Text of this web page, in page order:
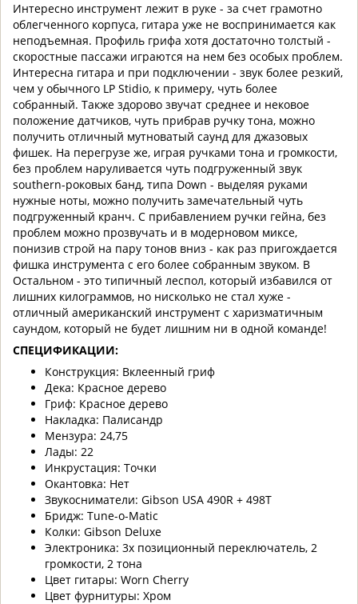
Интересно инструмент лежит в руке - за счет грамотно
облегченного корпуса, гитара уже не воспринимается как
неподъемная. Профиль грифа хотя достаточно толстый -
скоростные пассажи играются на нем без особых проблем.
Интересна гитара и при подключении - звук более резкий,
чем у обычного LP Stidio, к примеру, чуть более
собранный. Также здорово звучат среднее и нековое
положение датчиков, чуть прибрав ручку тона, можно
получить отличный мутноватый саунд для джазовых
фишек. На перегрузе же, играя ручками тона и громкости,
без проблем наруливается чуть подгруженный звук
southern-роковых банд, типа Down - выделяя руками
нужные ноты, можно получить замечательный чуть
подгруженный кранч. С прибавлением ручки гейна, без
проблем можно прозвучать и в модерновом миксе,
понизив строй на пару тонов вниз - как раз пригождается
фишка инструмента с его более собранным звуком. В
Остальном - это типичный леспол, который избавился от
лишних килограммов, но нисколько не стал хуже -
отличный американский инструмент с харизматичным
саундом, который не будет лишним ни в одной команде!
СПЕЦИФИКАЦИИ:
Конструкция: Вклеенный гриф
Дека: Красное дерево
Гриф: Красное дерево
Накладка: Палисандр
Мензура: 24,75
Лады: 22
Инкрустация: Точки
Окантовка: Нет
Звукосниматели: Gibson USA 490R + 498T
Бридж: Tune-o-Matic
Колки: Gibson Deluxe
Электроника: 3х позиционный переключатель, 2
громкости, 2 тона
Цвет гитары: Worn Cherry
Цвет фурнитуры: Хром